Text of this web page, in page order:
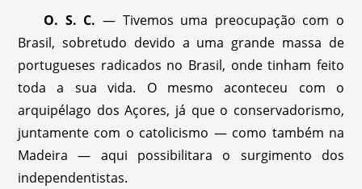
O. S. C. — Tivemos uma preocupação com o
Brasil, sobretudo devido a uma grande massa de
portugueses radicados no Brasil, onde tinham feito
toda a sua vida. O mesmo aconteceu com o
arquipélago dos Açores, já que o conservadorismo,
juntamente com o catolicismo — como também na
Madeira — aqui possibilitara o surgimento dos
independentistas.